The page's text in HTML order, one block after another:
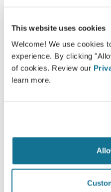
This website uses cookies
Welcome! We use cookies
experience. By clicking
of cookies. Review our
learn more.
พบคุณค
ง่ายแ
เซอร์เวอร์ของเรามีกา